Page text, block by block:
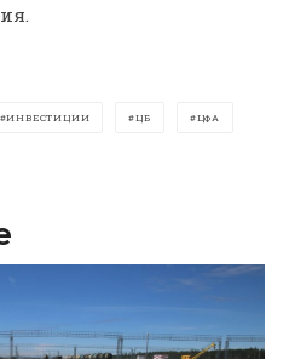
ИНВЕСТИЦИИ ЦБ ЦФА